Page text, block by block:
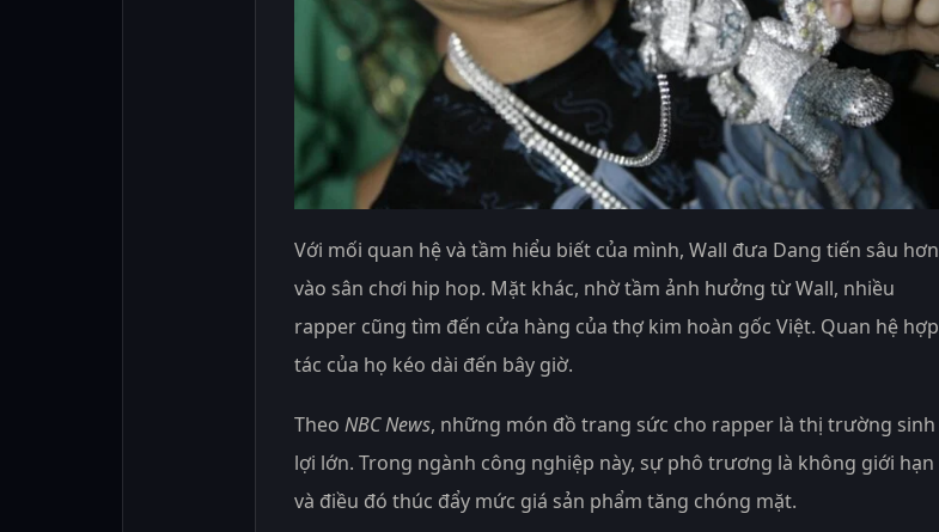
Với mối quan hệ và tầm hiểu biết của mình, Wall đưa Dang tiến sâu hơn
vào sân chơi hip hop. Mặt khác, nhờ tầm ảnh hưởng từ Wall, nhiều
rapper cũng tìm đến cửa hàng của thợ kim hoàn gốc Việt. Quan hệ hợp
tác của họ kéo dài đến bây giờ.
Theo NBC News, những món đồ trang sức cho rapper là thị trường sinh
lợi lớn. Trong ngành công nghiệp này, sự phô trương là không giới hạn
và điều đó thúc đẩy mức giá sản phẩm tăng chóng mặt.